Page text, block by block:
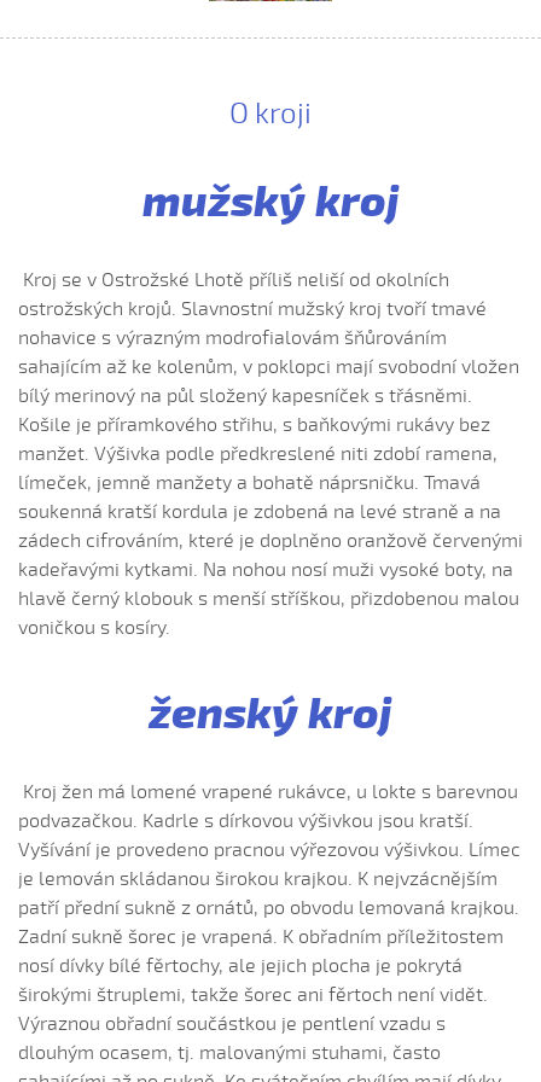
Ej oře, oře pánú pacholek (Kristýna Macková, 2009)
Ej, padá, padá rosička (Kateřina Koníčková, 2004)
Ej, počkaj, Juro, Jane (Klára Elsnerová, 2008)
Ej, rozmarýn, rozmarýn...
Ešče si zazpjevám (Provodovská Kristýna, 2010)
Eště byly štyry týdně do hodů
Eště jednú
Fialenko modrá...
Fialenko modrá, co nemožeš
Haj, husičky, haj (Helena Šťastná, 2008)
Hnalo dívča krávy (Čevelová Adéla, 2008)
Hnalo dívča krávy, hnalo (Jolana Sedlářová, 2017)
Hnalo dívča krávy (Jana Gabrielová, 2010)
Hnalo dívča krávy (Kristýna Menšíková, 2013)
Hnalo dívča krávy (Nora Ondrová, 2014)
Hoja, hoja, hoja (Iva Bedřichová, 2005)
Hoja, hoja, hoja (Valerie Šabršulová, 2009)
Hopaj hop, hopaj hop
Hore ňú, dole ňú
Hradišťu, Hradišťu (Dominika Musilová, 2009)
Hrajte ně husličky (Antonín Bruštík, 2006)
Hrajte ně husličky (Daniel Bruštík, 2009)
Hrajte ně husličky (Jakub Šustr, 2004)
O kroji
mužský kroj
Kroj se v Ostrožské Lhotě příliš neliší od okolních
ostrožských krojů. Slavnostní mužský kroj tvoří tmavé
nohavice s výrazným modrofialovám šňůrováním
sahajícím až ke kolenům, v poklopci mají svobodní vložen
bílý merinový na půl složený kapesníček s třásněmi.
Košile je příramkového střihu, s baňkovými rukávy bez
manžet. Výšivka podle předkreslené niti zdobí ramena,
límeček, jemně manžety a bohatě náprsničku. Tmavá
soukenná kratší kordula je zdobená na levé straně a na
zádech cifrováním, které je doplněno oranžově červenými
kadeřavými kytkami. Na nohou nosí muži vysoké boty, na
hlavě černý klobouk s menší stříškou, přizdobenou malou
voničkou s kosíry.
ženský kroj
Kroj žen má lomené vrapené rukávce, u lokte s barevnou
podvazačkou. Kadrle s dírkovou výšivkou jsou kratší.
Vyšívání je provedeno pracnou výřezovou výšivkou. Límec
je lemován skládanou širokou krajkou. K nejvzácnějším
patří přední sukně z ornátů, po obvodu lemovaná krajkou.
Zadní sukně šorec je vrapená. K obřadním příležitostem
nosí dívky bílé fěrtochy, ale jejich plocha je pokrytá
širokými štruplemi, takže šorec ani fěrtoch není vidět.
Výraznou obřadní součástkou je pentlení vzadu s
dlouhým ocasem, tj. malovanými stuhami, často